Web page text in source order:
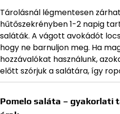
Tárolásnál légmentesen
hűtőszekrényben 1-2 napig
saláták. A vágott avokádót
hogy ne barnuljon meg. Ha
hozzávalókat használunk,
előtt szórjuk a salátára, így
Pomelo saláta – gyakorlati